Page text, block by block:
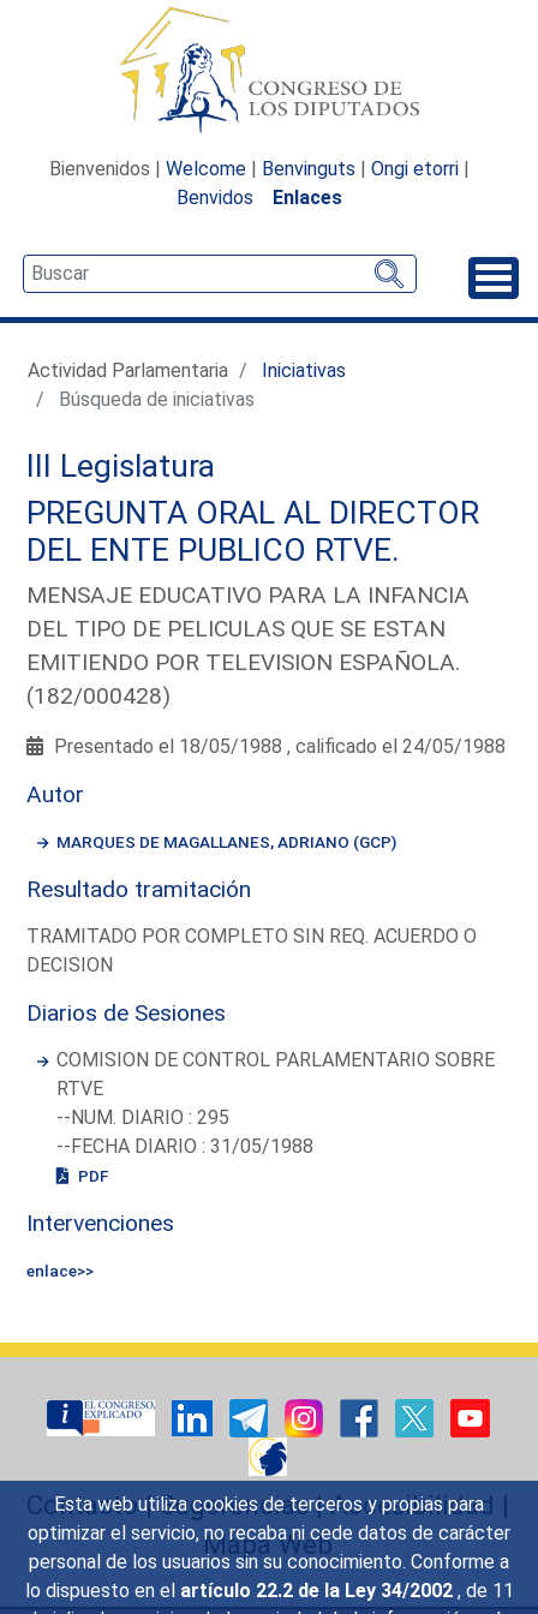
Esta web utiliza cookies de terceros y propias para
optimizar el servicio, no recaba ni cede datos de carácter
personal de los usuarios sin su conocimiento. Conforme a
lo dispuesto en el artículo 22.2 de la Ley 34/2002 , de 11
Bienvenidos | Welcome | Benvinguts | Ongi etorri |
Benvidos
Enlaces
Actividad Parlamentaria
Iniciativas
Búsqueda de iniciativas
III Legislatura
PREGUNTA ORAL AL DIRECTOR
DEL ENTE PUBLICO RTVE.
MENSAJE EDUCATIVO PARA LA INFANCIA
DEL TIPO DE PELICULAS QUE SE ESTAN
EMITIENDO POR TELEVISION ESPAÑOLA.
(182/000428)
Presentado el 18/05/1988 , calificado el 24/05/1988
Autor
MARQUES DE MAGALLANES, ADRIANO (GCP)
Resultado tramitación
TRAMITADO POR COMPLETO SIN REQ. ACUERDO O
DECISION
Diarios de Sesiones
COMISION DE CONTROL PARLAMENTARIO SOBRE
RTVE
--NUM. DIARIO : 295
--FECHA DIARIO : 31/05/1988
PDF
Intervenciones
enlace>>
Contacto|Sugerencias|Accesibilidad |
Mapa Web